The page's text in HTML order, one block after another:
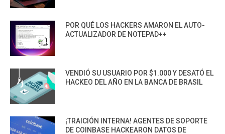
POR QUÉ LOS HACKERS AMARON EL AUTO-
ACTUALIZADOR DE NOTEPAD++
VENDIÓ SU USUARIO POR $1.000 Y DESATÓ EL
HACKEO DEL AÑO EN LA BANCA DE BRASIL
¡TRAICIÓN INTERNA! AGENTES DE SOPORTE
DE COINBASE HACKEARON DATOS DE